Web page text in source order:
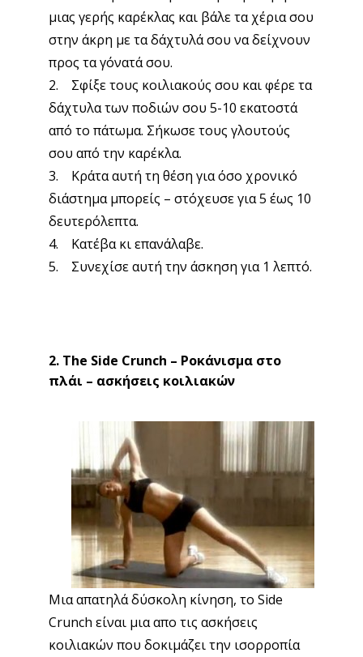
μιας γερής καρέκλας και βάλε τα χέρια σου
στην άκρη με τα δάχτυλά σου να δείχνουν
προς τα γόνατά σου.
2. Σφίξε τους κοιλιακούς σου και φέρε τα
δάχτυλα των ποδιών σου 5-10 εκατοστά
από το πάτωμα. Σήκωσε τους γλουτούς
σου από την καρέκλα.
3. Κράτα αυτή τη θέση για όσο χρονικό
διάστημα μπορείς – στόχευσε για 5 έως 10
δευτερόλεπτα.
4. Κατέβα κι επανάλαβε.
5. Συνεχίσε αυτή την άσκηση για 1 λεπτό.
2. The Side Crunch – Ροκάνισμα στο
πλάι – ασκήσεις κοιλιακών
Μια απατηλά δύσκολη κίνηση, το Side
Crunch είναι μια απο τις ασκήσεις
κοιλιακών που δοκιμάζει την ισορροπία